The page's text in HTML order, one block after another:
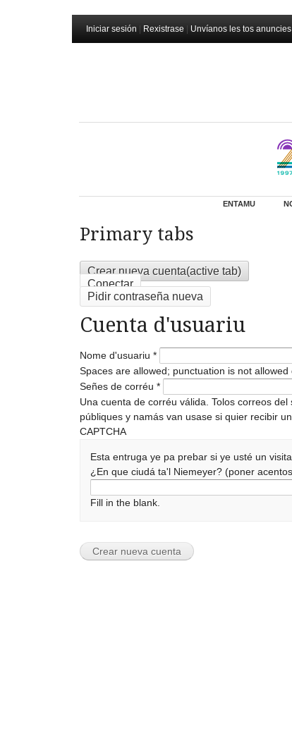
Iniciar sesión Rexistrase Unvíanos les tos anuncies
ENTAMU
Primary tabs
Crear nueva cuenta(active tab)
Conectar
Pidir contraseña nueva
Cuenta d'usuariu
Nome d'usuariu *
Spaces are allowed; punctuation is not
Señes de corréu *
Una cuenta de corréu válida. Tolos correos
públiques y namás van usase si quier recibir
CAPTCHA
Esta entruga ye pa prebar si ye usté un
¿En que ciudá ta'l Niemeyer? (poner
Fill in the blank.